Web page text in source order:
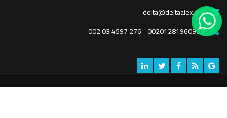
delta@deltaalex.org
002 03 4597 276-00201281960905
تصميمe-vision- حقوق الملكية محفوظة © 2021
شركة دلتا للطباعة و